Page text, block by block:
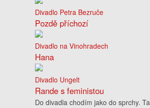
Divadlo Petra Bezruče
Pozdě příchozí
Divadlo na Vinohradech
Hana
Divadlo Ungelt
Rande s feministou
Do divadla chodím jako do sprchy.